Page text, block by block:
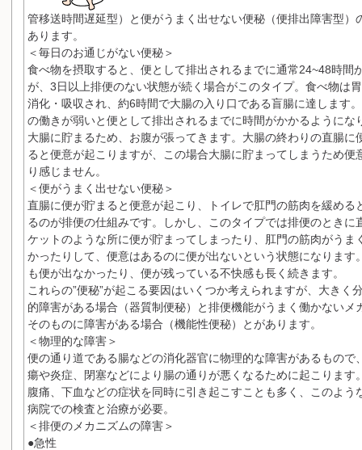
管移送時間遅延型）と便がうまく出せない便秘（便排出障害型）
あります。
＜毎日のお通じがない便秘＞
食べ物を摂取すると、便として排出されるまでに通常24~48時間
が、3日以上排便のない状態が続く場合がこのタイプ。食べ物は
消化・吸収され、約6時間で大腸の入り口である盲腸に達します
の働きが弱いと便として排出されるまでに時間がかかるようにな
大腸に貯まるため、お腹が張ってきます。大腸の終わりの直腸に
ると便意が起こりますが、この場合大腸に貯まってしまうため便
り感じません。
＜便がうまく出せない便秘＞
直腸に便が貯まると便意が起こり、トイレで肛門の筋肉を緩める
るのが排便の仕組みです。しかし、このタイプでは排便のときに
ケットのような所に便が貯まってしまったり、肛門の筋肉がうま
かったりして、便意はあるのに便が出ないという状態になります
も便が出なかったり、便が残っている不快感も長く続きます。
これらの”便秘”が起こる要因はいくつか考えられますが、大きく
的障害がある場合（器質制便秘）と排便機能がうまく働かないメ
そのものに障害がある場合（機能性便秘）とがあります。
＜物理的な障害＞
便の通り道である腸などの消化器官に物理的な障害があるもので
瘍や炎症、閉塞などにより腸の通りが悪くなるために起こります
腹痛、下血などの症状を同時に引き起こすことも多く、このよう
病院での検査と治療が必要。
＜排便のメカニズムの障害＞
●急性